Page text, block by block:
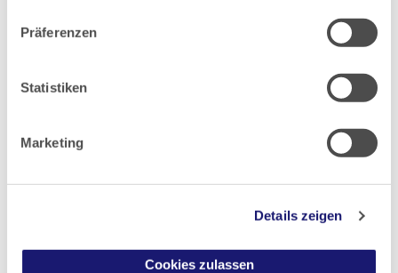
Präferenzen
Statistiken
Marketing
Details zeigen
Cookies zulassen